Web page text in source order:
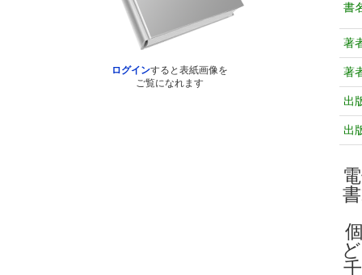
ログインすると表紙画像を
ご覧になれます
書
著
著
出
出